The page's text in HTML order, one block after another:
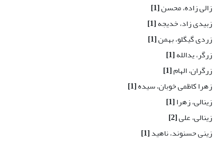
زالی زاده، محسن[1]
زبیدی زاد، خدیجه[1]
زردی گیگلو، بهمن[1]
زرگر، یدالله[1]
زرگران، الهام[1]
زهرا کاظمی خوبان، سیده[1]
زینالی، زهرا[1]
زینالی، علی[2]
زینی حسنوند، ناهید[1]